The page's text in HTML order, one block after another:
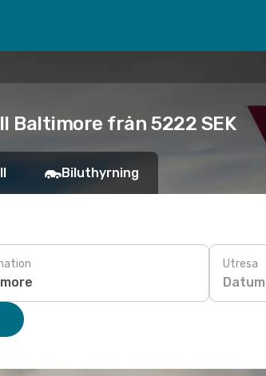
från 5222 SEK
Biluthyrning
Utresa
Datum